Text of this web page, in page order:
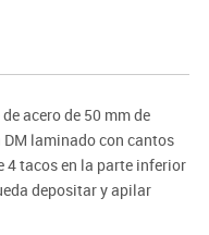
acero de 50 mm de
DM laminado con cantos
4 tacos en la parte inferior
depositar y apilar